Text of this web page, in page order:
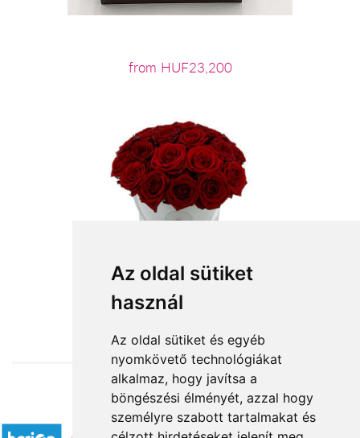
Az oldal sütiket
használ
Az oldal sütiket és egyéb
nyomkövető technológiákat
alkalmaz, hogy javítsa a
böngészési élményét, azzal hogy
személyre szabott tartalmakat és
from HUF23,200
from HUF56,400
Accepted payment methods